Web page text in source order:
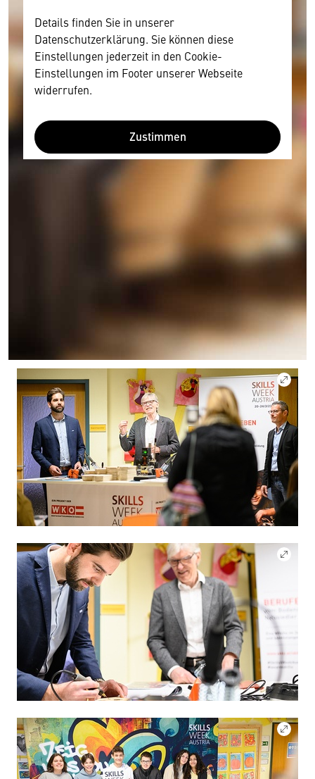
Details finden Sie in unserer
Datenschutzerklärung. Sie können diese
Einstellungen jederzeit in den Cookie-
Einstellungen im Footer unserer Webseite
widerrufen.
Zustimmen